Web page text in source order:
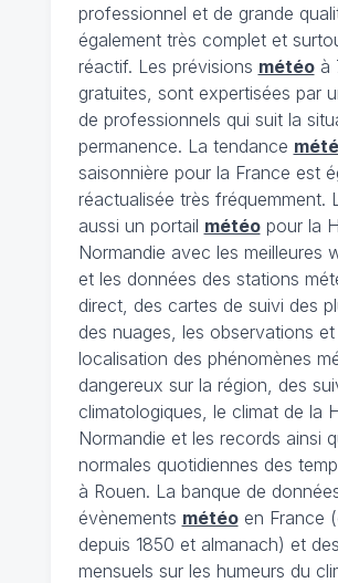
professionnel et de grande
également très complet et
réactif. Les prévisions météoà
gratuites, sont expertisées par
de professionnels qui suit la
permanence. La tendance
saisonnière pour la France est
réactualisée très fréquemment.
aussi un portail météopour la
Normandie avec les meilleures
et les données des stations
direct, des cartes de suivi des
des nuages, les observations et
localisation des phénomènes
dangereux sur la région, des
climatologiques, le climat de la
Normandie et les records ainsi
normales quotidiennes des
à Rouen. La banque de
évènements météoen France
depuis 1850 et almanach) et
mensuels sur les humeurs du